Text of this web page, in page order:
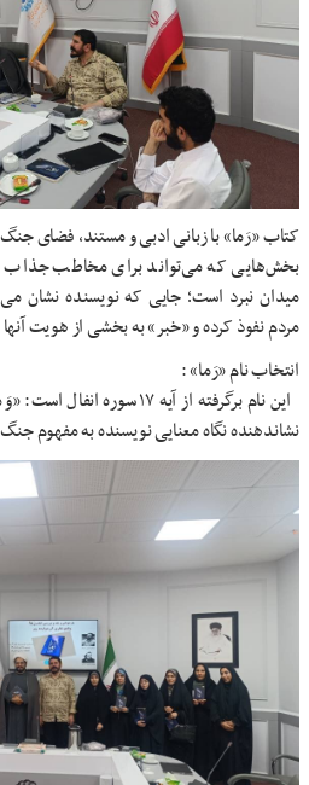
بخش‌هایی که می‌تواند برای مخاطب جذاب
میدان نبرد است؛ جایی که نویسنده نشان
مردم نفوذ کرده و «خبر» به بخشی از هویت
انتخاب نام «رَما» :
این نام برگرفته از آیه ۱۷
نشاندهنده نگاه معنایی نویسنده به مفهوم